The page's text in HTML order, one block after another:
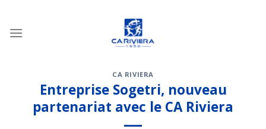
contenu
CA RIVIERA
Entreprise Sogetri, nouveau
partenariat avec le CA Riviera